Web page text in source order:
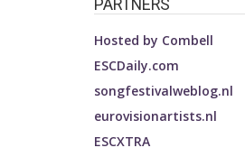
PARTNERS
Hosted by Combell
ESCDaily.com
songfestivalweblog.nl
eurovisionartists.nl
ESCXTRA